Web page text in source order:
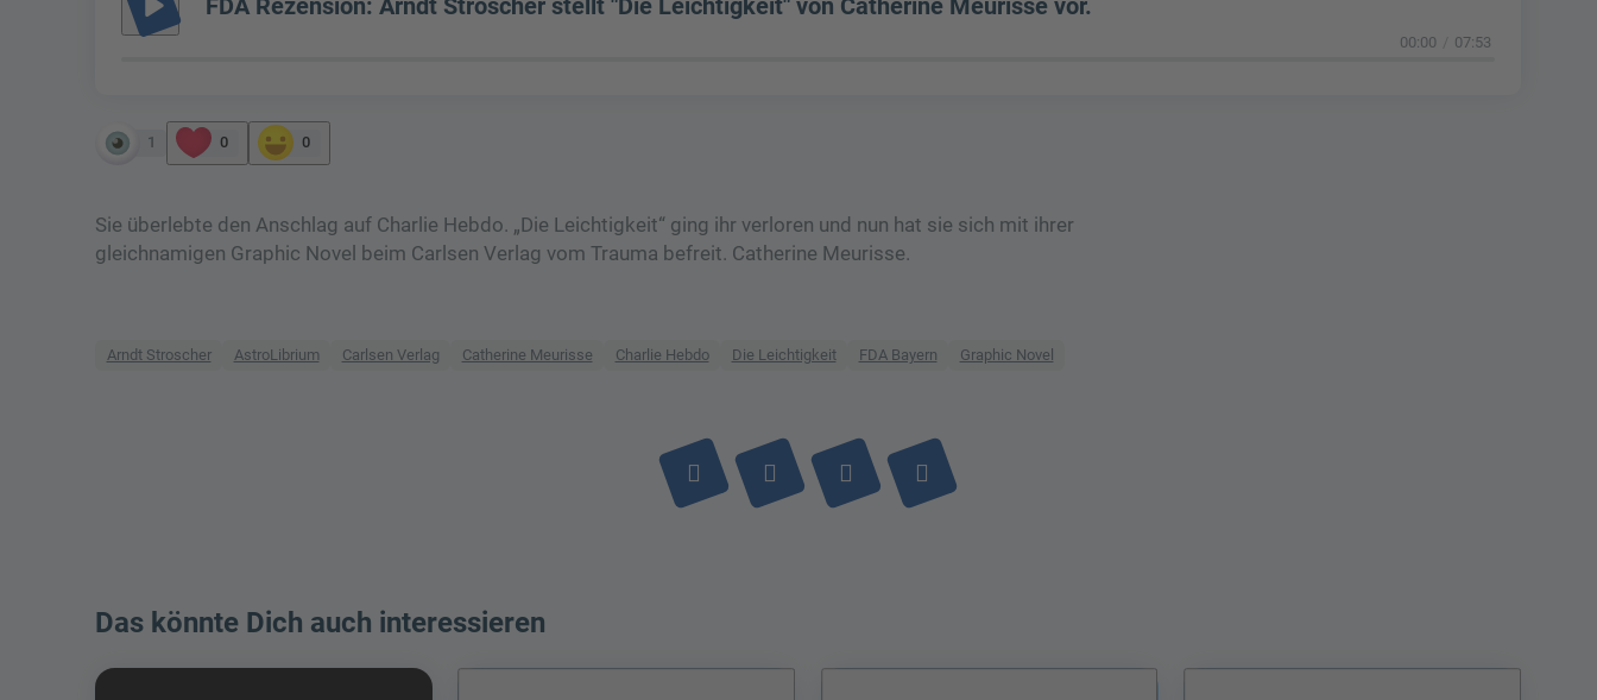
FDA Rezension: Arndt Stroscher stellt "Die Leichtigkeit" von Catherine Meurisse vor.
00:00 07:53
1 0 0
Sie überlebte den Anschlag auf Charlie Hebdo. „Die Leichtigkeit“ ging ihr verloren und nun hat sie sich mit ihrer
gleichnamigen Graphic Novel beim Carlsen Verlag vom Trauma befreit. Catherine Meurisse.
Arndt Stroscher AstroLibrium Carlsen Verlag Catherine Meurisse Charlie Hebdo Die Leichtigkeit FDA Bayern Graphic Novel
Das könnte Dich auch interessieren